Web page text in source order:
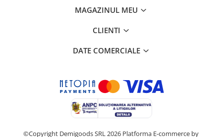
Igiena animale de companie
Mobila si transport animale de
Zgarzi, lese si hamuri
Desktop PC & Monitoare
Imprimante, Scanere &
MAGAZINUL MEU
CLIENTI
DATE COMERCIALE
©Copyright Demigoods SRL 2026 Platforma E-commerce by